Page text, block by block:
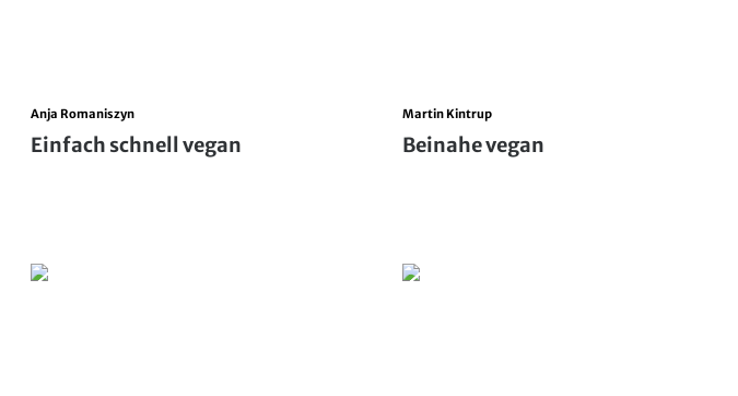
Anja Romaniszyn
Einfach schnell vegan
Martin Kintrup
Beinahe vegan